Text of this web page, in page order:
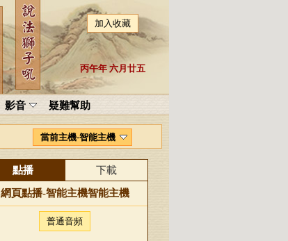
加入收藏
丙午年 六月廿五
影音 疑難幫助
當前主機-智能主機
點播 下載
網頁點播-智能主機智能主機
普通音頻